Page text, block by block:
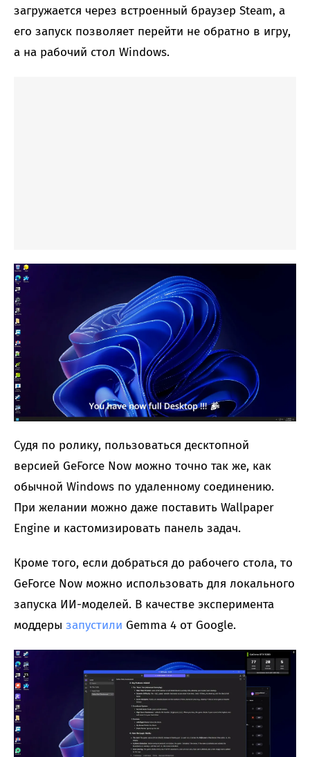
загружается через встроенный браузер Steam, а
его запуск позволяет перейти не обратно в игру,
а на рабочий стол Windows.
Судя по ролику, пользоваться десктопной
версией GeForce Now можно точно так же, как
обычной Windows по удаленному соединению.
При желании можно даже поставить Wallpaper
Engine и кастомизировать панель задач.
Кроме того, если добраться до рабочего стола, то
GeForce Now можно использовать для локального
запуска ИИ-моделей. В качестве эксперимента
моддеры запустили Gemma 4 от Google.